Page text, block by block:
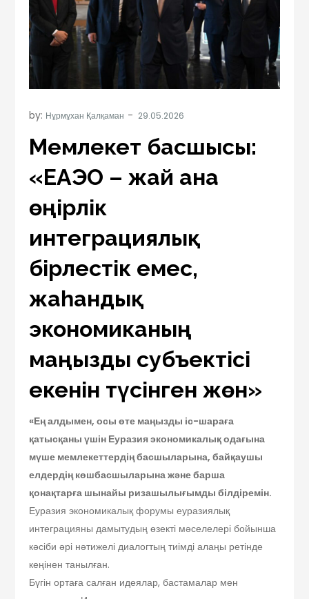
by: Нұрмұхан Қалқаман
Мемлекет басшысы:
«ЕАЭО – жай ғана
өңірлік
интеграциялық
бірлестік емес,
жаһандық
экономиканың
маңызды субъектісі
екенін түсінген жөн»
«Ең алдымен, осы өте маңызды іс-шараға
қатысқаны үшін Еуразия экономикалық одағына
мүше мемлекеттердің басшыларына, байқаушы
елдердің көшбасшыларына және барша
қонақтарға шынайы ризашылығымды білдіремін.
Еуразия экономикалық форумы еуразиялық
интеграцияны дамытудың өзекті мәселелері бойынша
кәсіби әрі нәтижелі диалогтың тиімді алаңы ретінде
кеңінен танылған.
Бүгін ортаға салған идеялар, бастамалар мен